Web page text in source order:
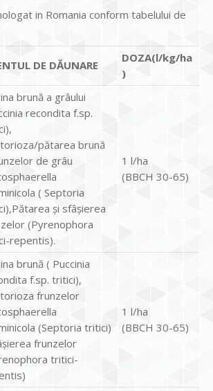
in Romania conform tabelului de
DE DĂUNARE
DOZA(l/kg/ha
)
brună a grâului
recondita f.sp.
pătarea brună
de grâu
( Septoria
și sfâșierea
(Pyrenophora
repentis).
1 l/ha
(BBCH 30-65)
brună ( Puccinia
f.sp. tritici),
frunzelor
(Septoria tritici)
frunzelor
tritici-
1 l/ha
(BBCH 30-65)